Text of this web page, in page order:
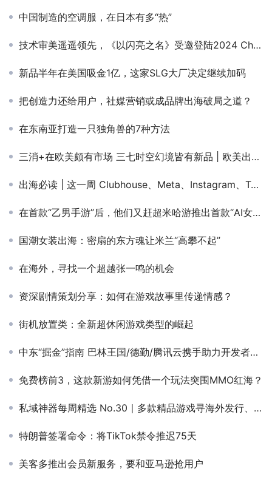
中国制造的空调服，在日本有多“热”
技术审美遥遥领先，《以闪亮之名》受邀登陆2024 ChinaJoy“鸿蒙原生游戏”展区
新品半年在美国吸金1亿，这家SLG大厂决定继续加码
把创造力还给用户，社媒营销或成品牌出海破局之道？
在东南亚打造一只独角兽的7种方法
三消+在欧美颇有市场 三七时空幻境皆有新品 | 欧美出海秀
出海必读 | 这一周 Clubhouse、Meta、Instagram、Tumblr和TikTok平台重大变化盘点
在首款“乙男手游”后，他们又赶超米哈游推出首款“AI女友”
国潮女装出海：密扇的东方魂让米兰“高攀不起”
在海外，寻找一个超越张一鸣的机会
资深剧情策划分享：如何在游戏故事里传递情感？
街机放置类：全新超休闲游戏类型的崛起
中东“掘金”指南 巴林王国/德勤/腾讯云携手助力开发者出海加速跑
免费榜前3，这款新游如何凭借一个玩法突围MMO红海？
私域神器每周精选 No.30｜多款精品游戏寻海外发行、流量合作
特朗普签署命令：将TikTok禁令推迟75天
美客多推出会员新服务，要和亚马逊抢用户